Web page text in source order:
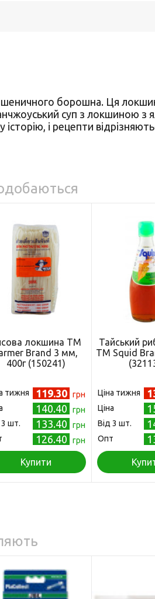
борошна. Ця
суп з локшиною з
і рецепти
локшина ТМ
Brand 3 мм,
400г (150241)
тижня 119.30 грн
140.40
грн
3 шт.
133.40
грн
126.40 грн
Купити
Тайський
ТМ Squid
Ціна тижня
Ціна
Від 3 шт.
Опт